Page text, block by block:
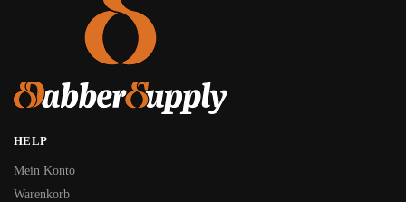
HELP
Mein Konto
Warenkorb